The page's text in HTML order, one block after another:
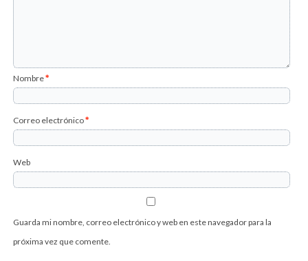
Nombre*
Correo electrónico*
Web
Guarda mi nombre, correo electrónico y web en este navegador para la
próxima vez que comente.